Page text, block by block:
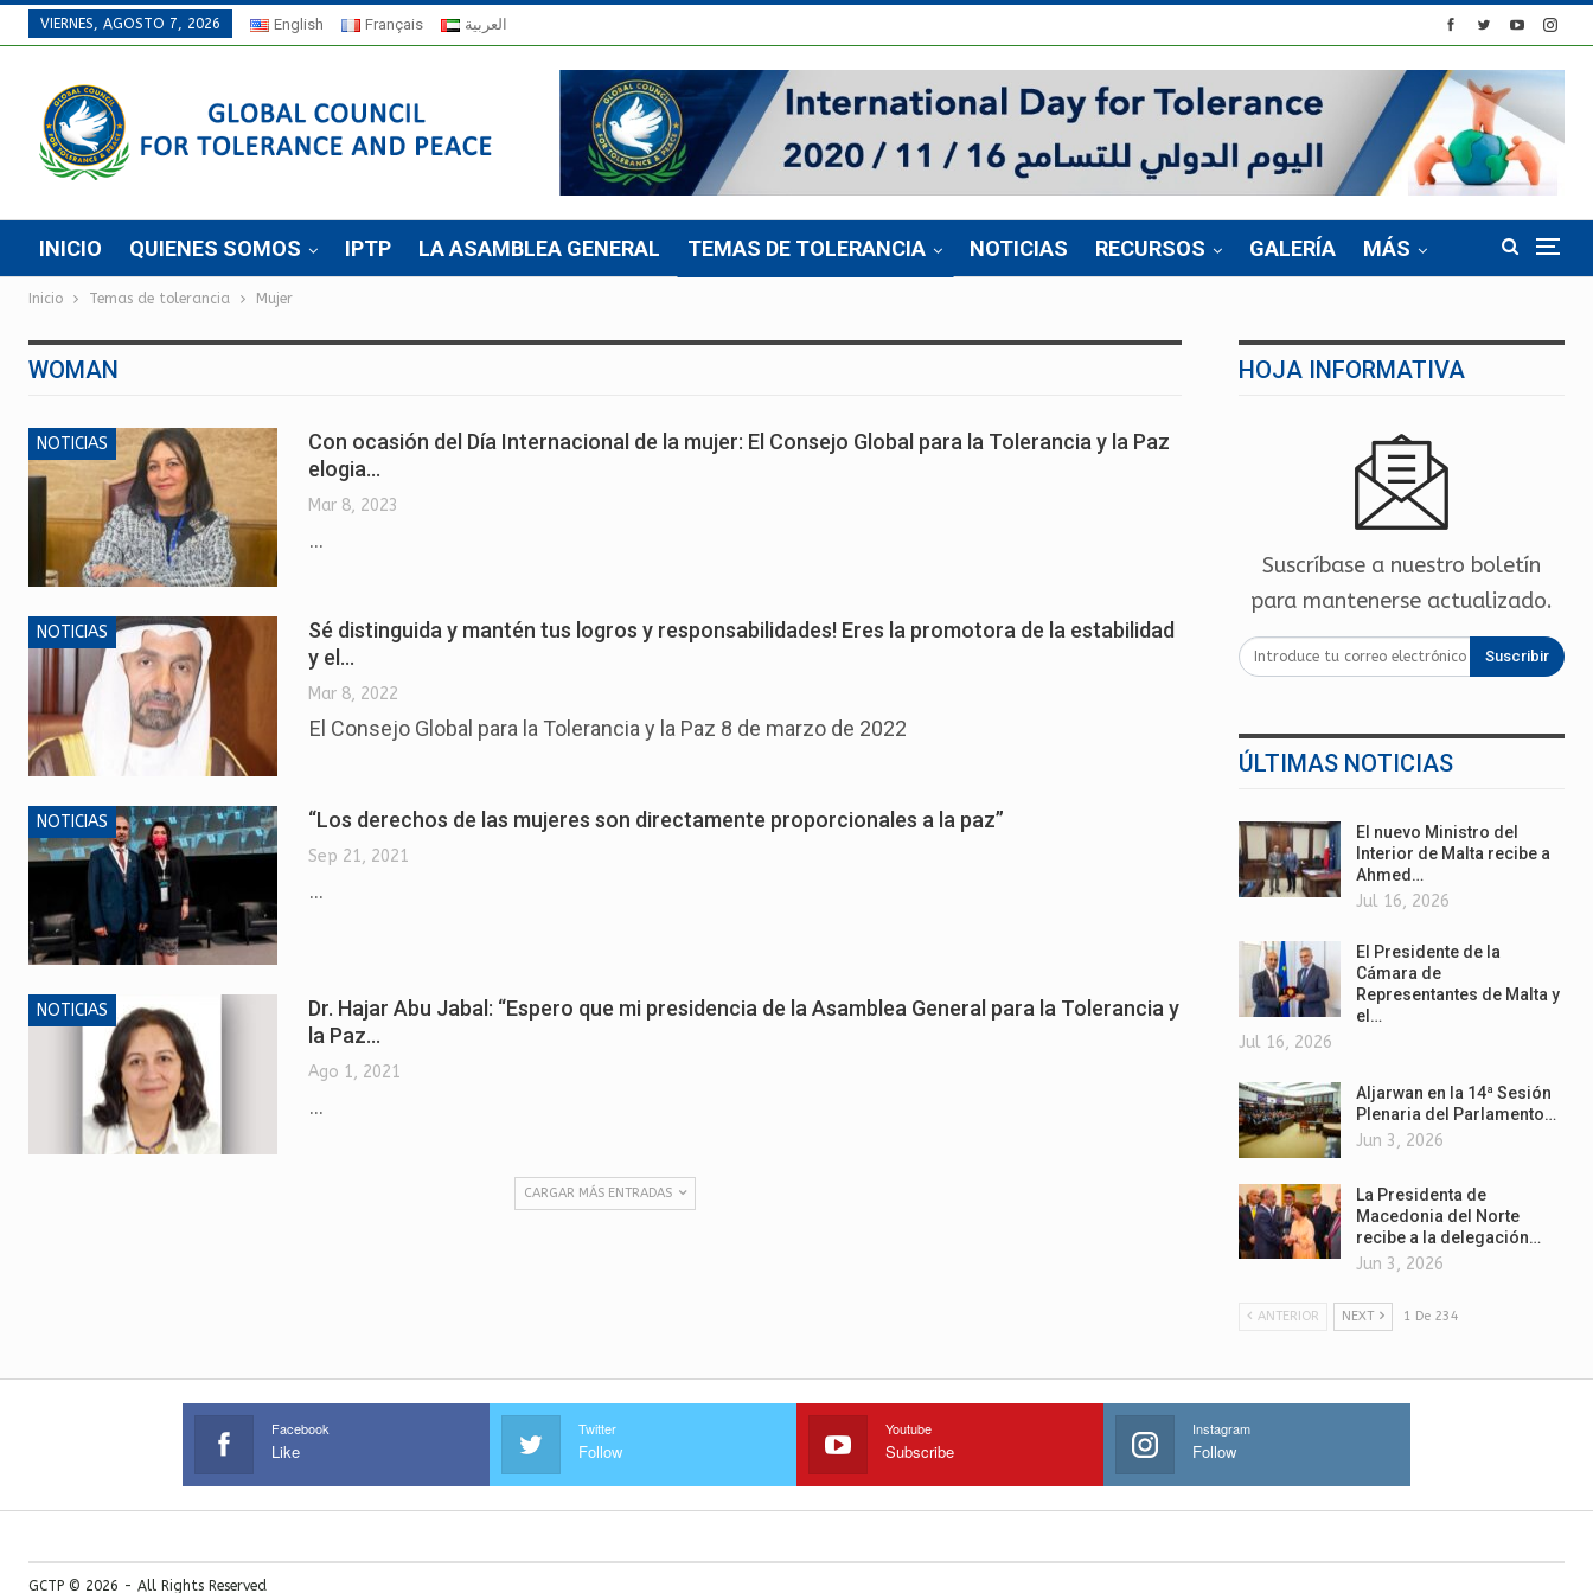
VIERNES, AGOSTO 7, 2026 English Français العربية
INICIO QUIENES SOMOS IPTP LA ASAMBLEA GENERAL TEMAS DE TOLERANCIA NOTICIAS RECURSOS GALERÍA MÁS
Inicio Temas de tolerancia Mujer
WOMAN
NOTICIAS
Con ocasión del Día Internacional de la mujer: El Consejo Global para la Tolerancia y la Paz
elogia…
Mar 8, 2023
...
NOTICIAS
Sé distinguida y mantén tus logros y responsabilidades! Eres la promotora de la estabilidad
y el…
Mar 8, 2022
El Consejo Global para la Tolerancia y la Paz 8 de marzo de 2022
NOTICIAS “Los derechos de las mujeres son directamente proporcionales a la paz”
Sep 21, 2021
...
NOTICIAS
Dr. Hajar Abu Jabal: “Espero que mi presidencia de la Asamblea General para la Tolerancia y
la Paz…
Ago 1, 2021
...
CARGAR MÁS ENTRADAS
HOJA INFORMATIVA
Suscríbase a nuestro boletín
para mantenerse actualizado.
Suscribir
ÚLTIMAS NOTICIAS
El nuevo Ministro del
Interior de Malta recibe a
Ahmed…
Jul 16, 2026
El Presidente de la
Cámara de
Representantes de Malta y
el…
Jul 16, 2026
Aljarwan en la 14ª Sesión
Plenaria del Parlamento…
Jun 3, 2026
La Presidenta de
Macedonia del Norte
recibe a la delegación…
Jun 3, 2026
ANTERIOR NEXT 1 De 234
Facebook
Like
Twitter
Follow
Youtube
Subscribe
Instagram
Follow
GCTP © 2026 - All Rights Reserved